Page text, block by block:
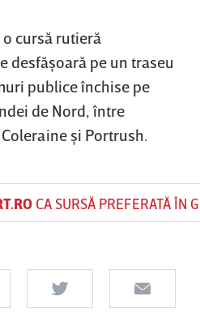
cursă rutieră
desfăşoară pe un traseu
publice închise pe
de Nord, între
şi Portrush.
CA SURSĂ PREFERATĂ ÎN